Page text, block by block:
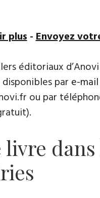
plus-Envoyez
éditoriaux
par e-mail
ou par
livre dans